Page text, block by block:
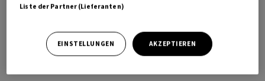
Liste der Partner (Lieferanten)
EINSTELLUNGEN AKZEPTIEREN